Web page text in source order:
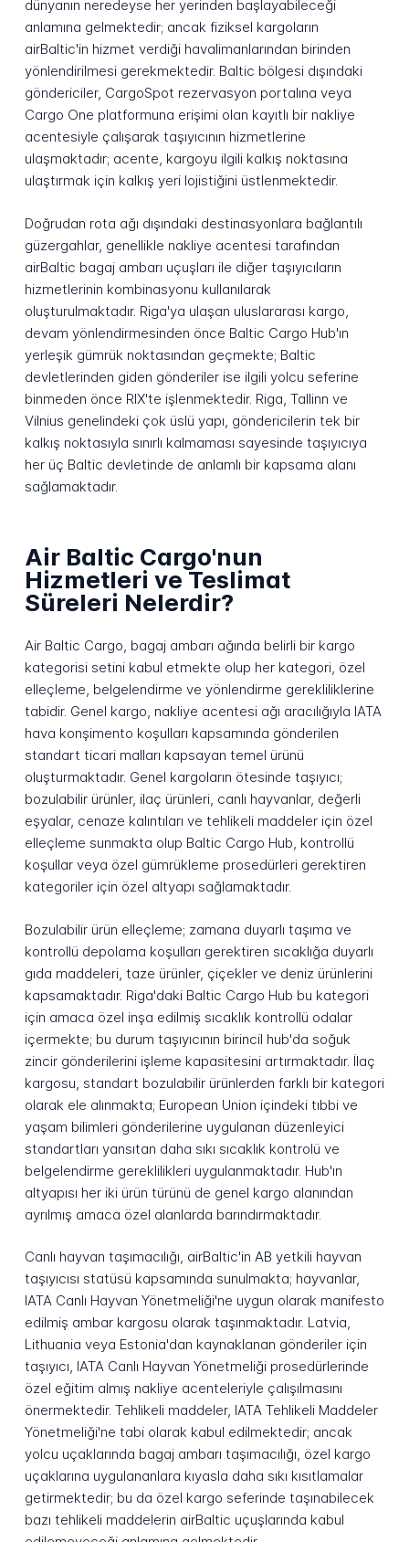
dünyanın neredeyse her yerinden başlayabileceği
anlamına gelmektedir; ancak fiziksel kargoların
airBaltic'in hizmet verdiği havalimanlarından birinden
yönlendirilmesi gerekmektedir. Baltic bölgesi dışındaki
göndericiler, CargoSpot rezervasyon portalına veya
Cargo One platformuna erişimi olan kayıtlı bir nakliye
acentesiyle çalışarak taşıyıcının hizmetlerine
ulaşmaktadır; acente, kargoyu ilgili kalkış noktasına
ulaştırmak için kalkış yeri lojistiğini üstlenmektedir.
Doğrudan rota ağı dışındaki destinasyonlara bağlantılı
güzergahlar, genellikle nakliye acentesi tarafından
airBaltic bagaj ambarı uçuşları ile diğer taşıyıcıların
hizmetlerinin kombinasyonu kullanılarak
oluşturulmaktadır. Riga'ya ulaşan uluslararası kargo,
devam yönlendirmesinden önce Baltic Cargo Hub'ın
yerleşik gümrük noktasından geçmekte; Baltic
devletlerinden giden gönderiler ise ilgili yolcu seferine
binmeden önce RIX'te işlenmektedir. Riga, Tallinn ve
Vilnius genelindeki çok üslü yapı, göndericilerin tek bir
kalkış noktasıyla sınırlı kalmaması sayesinde taşıyıcıya
her üç Baltic devletinde de anlamlı bir kapsama alanı
sağlamaktadır.
Air Baltic Cargo'nun
Hizmetleri ve Teslimat
Süreleri Nelerdir?
Air Baltic Cargo, bagaj ambarı ağında belirli bir kargo
kategorisi setini kabul etmekte olup her kategori, özel
elleçleme, belgelendirme ve yönlendirme gerekliliklerine
tabidir. Genel kargo, nakliye acentesi ağı aracılığıyla IATA
hava konşimento koşulları kapsamında gönderilen
standart ticari malları kapsayan temel ürünü
oluşturmaktadır. Genel kargoların ötesinde taşıyıcı;
bozulabilir ürünler, ilaç ürünleri, canlı hayvanlar, değerli
eşyalar, cenaze kalıntıları ve tehlikeli maddeler için özel
elleçleme sunmakta olup Baltic Cargo Hub, kontrollü
koşullar veya özel gümrükleme prosedürleri gerektiren
kategoriler için özel altyapı sağlamaktadır.
Bozulabilir ürün elleçleme; zamana duyarlı taşıma ve
kontrollü depolama koşulları gerektiren sıcaklığa duyarlı
gıda maddeleri, taze ürünler, çiçekler ve deniz ürünlerini
kapsamaktadır. Riga'daki Baltic Cargo Hub bu kategori
için amaca özel inşa edilmiş sıcaklık kontrollü odalar
içermekte; bu durum taşıyıcının birincil hub'da soğuk
zincir gönderilerini işleme kapasitesini artırmaktadır. İlaç
kargosu, standart bozulabilir ürünlerden farklı bir kategori
olarak ele alınmakta; European Union içindeki tıbbi ve
yaşam bilimleri gönderilerine uygulanan düzenleyici
standartları yansıtan daha sıkı sıcaklık kontrolü ve
belgelendirme gereklilikleri uygulanmaktadır. Hub'ın
altyapısı her iki ürün türünü de genel kargo alanından
ayrılmış amaca özel alanlarda barındırmaktadır.
Canlı hayvan taşımacılığı, airBaltic'in AB yetkili hayvan
taşıyıcısı statüsü kapsamında sunulmakta; hayvanlar,
IATA Canlı Hayvan Yönetmeliği'ne uygun olarak manifesto
edilmiş ambar kargosu olarak taşınmaktadır. Latvia,
Lithuania veya Estonia'dan kaynaklanan gönderiler için
taşıyıcı, IATA Canlı Hayvan Yönetmeliği prosedürlerinde
özel eğitim almış nakliye acenteleriyle çalışılmasını
önermektedir. Tehlikeli maddeler, IATA Tehlikeli Maddeler
Yönetmeliği'ne tabi olarak kabul edilmektedir; ancak
yolcu uçaklarında bagaj ambarı taşımacılığı, özel kargo
uçaklarına uygulananlara kıyasla daha sıkı kısıtlamalar
getirmektedir; bu da özel kargo seferinde taşınabilecek
bazı tehlikeli maddelerin airBaltic uçuşlarında kabul